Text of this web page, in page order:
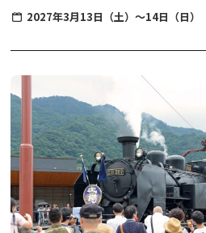
「尊徳先生（さん）」と呼ばれ今でも
歴史ある神社の境内が提灯などの温
地元町内お囃子団体による演奏とと
絶品グルメを心ゆくまでお楽しみくだ
【”今市（いまいち）”の名前の由来
日光市にある今市エリアは、四街道
『食』や『物』が集まった場所です。
そんな当エリアでは、毎週のように
2027年3月13日（土）～14日（日）